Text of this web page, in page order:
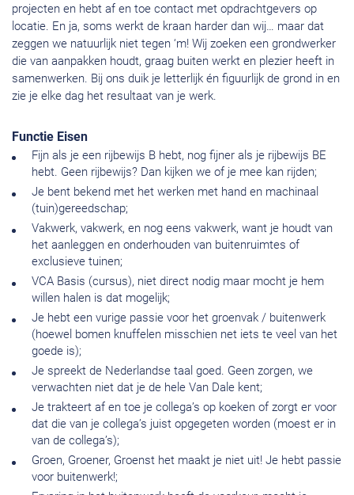
projecten en hebt af en toe contact met opdrachtgevers op
locatie. En ja, soms werkt de kraan harder dan wij… maar dat
zeggen we natuurlijk niet tegen ‘m! Wij zoeken een grondwerker
die van aanpakken houdt, graag buiten werkt en plezier heeft in
samenwerken. Bij ons duik je letterlijk én figuurlijk de grond in en
zie je elke dag het resultaat van je werk.
Functie Eisen
Fijn als je een rijbewijs B hebt, nog fijner als je rijbewijs BE
hebt. Geen rijbewijs? Dan kijken we of je mee kan rijden;
Je bent bekend met het werken met hand en machinaal
(tuin)gereedschap;
Vakwerk, vakwerk, en nog eens vakwerk, want je houdt van
het aanleggen en onderhouden van buitenruimtes of
exclusieve tuinen;
VCA Basis (cursus), niet direct nodig maar mocht je hem
willen halen is dat mogelijk;
Je hebt een vurige passie voor het groenvak / buitenwerk
(hoewel bomen knuffelen misschien net iets te veel van het
goede is);
Je spreekt de Nederlandse taal goed. Geen zorgen, we
verwachten niet dat je de hele Van Dale kent;
Je trakteert af en toe je collega’s op koeken of zorgt er voor
dat die van je collega’s juist opgegeten worden (moest er in
van de collega’s);
Groen, Groener, Groenst het maakt je niet uit! Je hebt passie
voor buitenwerk!;